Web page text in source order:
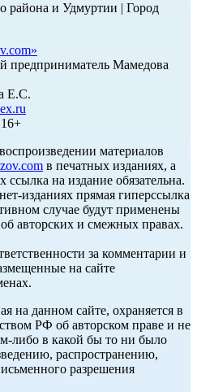
района и Удмуртии | Город
»
предприниматель Мамедова
Е.С.
материалов
в печатных изданиях, а
ссылка на издание обязательна.
изданиях прямая гиперссылка
случае будут применены
авторских и смежных правах.
за комментарии и
на сайте
на данном сайте, охраняется в
РФ об авторском праве и не
либо в какой бы то ни было
распространению,
разрешения